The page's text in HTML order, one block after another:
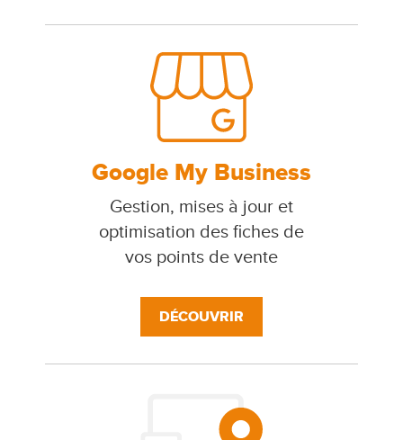
Google My Business
Gestion, mises à jour et
optimisation des fiches de
vos points de vente
DÉCOUVRIR